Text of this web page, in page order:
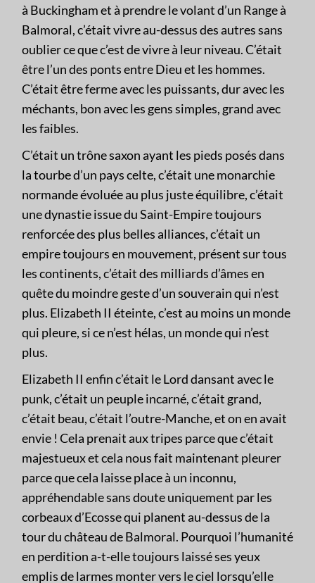
à Buckingham et à prendre le volant d’un Range à
Balmoral, c’était vivre au-dessus des autres sans
oublier ce que c’est de vivre à leur niveau. C’était
être l’un des ponts entre Dieu et les hommes.
C’était être ferme avec les puissants, dur avec les
méchants, bon avec les gens simples, grand avec
les faibles.
C’était un trône saxon ayant les pieds posés dans
la tourbe d’un pays celte, c’était une monarchie
normande évoluée au plus juste équilibre, c’était
une dynastie issue du Saint-Empire toujours
renforcée des plus belles alliances, c’était un
empire toujours en mouvement, présent sur tous
les continents, c’était des milliards d’âmes en
quête du moindre geste d’un souverain qui n’est
plus. Elizabeth II éteinte, c’est au moins un monde
qui pleure, si ce n’est hélas, un monde qui n’est
plus.
Elizabeth II enfin c’était le Lord dansant avec le
punk, c’était un peuple incarné, c’était grand,
c’était beau, c’était l’outre-Manche, et on en avait
envie ! Cela prenait aux tripes parce que c’était
majestueux et cela nous fait maintenant pleurer
parce que cela laisse place à un inconnu,
appréhendable sans doute uniquement par les
corbeaux d’Ecosse qui planent au-dessus de la
tour du château de Balmoral. Pourquoi l’humanité
en perdition a-t-elle toujours laissé ses yeux
emplis de larmes monter vers le ciel lorsqu’elle